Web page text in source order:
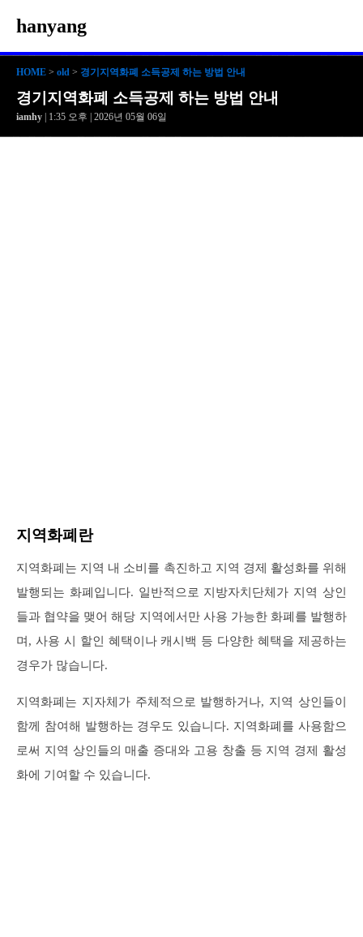
hanyang
HOME > old > 경기지역화폐 소득공제 하는 방법 안내
경기지역화폐 소득공제 하는 방법 안내
iamhy | 1:35 오후 | 2026년 05월 06일
지역화폐란
지역화폐는 지역 내 소비를 촉진하고 지역 경제 활성화를 위해
발행되는 화폐입니다. 일반적으로 지방자치단체가 지역 상인
들과 협약을 맺어 해당 지역에서만 사용 가능한 화폐를 발행하
며, 사용 시 할인 혜택이나 캐시백 등 다양한 혜택을 제공하는
경우가 많습니다.
지역화폐는 지자체가 주체적으로 발행하거나, 지역 상인들이
함께 참여해 발행하는 경우도 있습니다. 지역화폐를 사용함으
로써 지역 상인들의 매출 증대와 고용 창출 등 지역 경제 활성
화에 기여할 수 있습니다.